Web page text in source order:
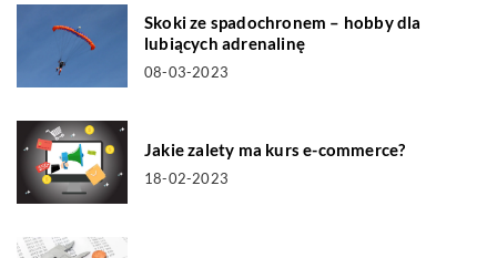
Skoki ze spadochronem – hobby dla
lubiących adrenalinę
08-03-2023
Jakie zalety ma kurs e-commerce?
18-02-2023